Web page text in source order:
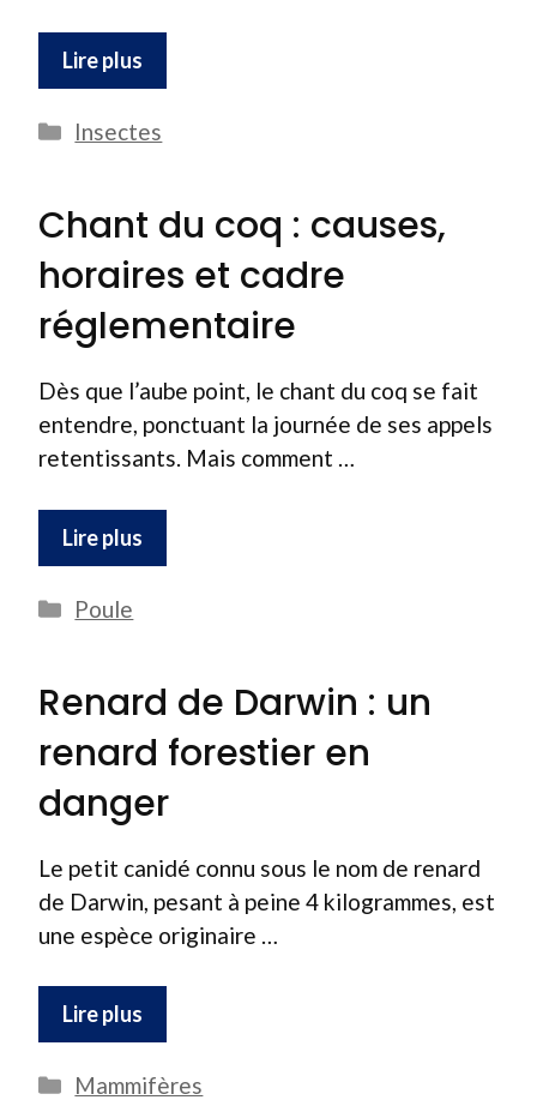
Lire plus
Catégories
Insectes
Chant du coq : causes,
horaires et cadre
réglementaire
Dès que l’aube point, le chant du coq se fait
entendre, ponctuant la journée de ses appels
retentissants. Mais comment …
Lire plus
Catégories
Poule
Renard de Darwin : un
renard forestier en
danger
Le petit canidé connu sous le nom de renard
de Darwin, pesant à peine 4 kilogrammes, est
une espèce originaire …
Lire plus
Catégories
Mammifères